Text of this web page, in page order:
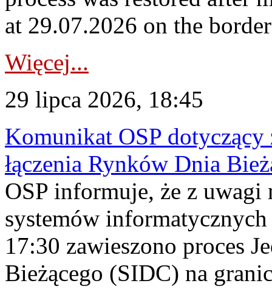
at 29.07.2026 on the
Więcej...
29 lipca 2026, 18:45
Komunikat OSP dotyczący
łączenia Rynków Dnia
OSP informuje, że z uwagi
systemów
17:30 zawieszono proces
Bieżącego (SIDC) na